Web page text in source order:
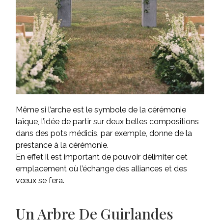
Même si l’arche est le symbole de la cérémonie
laïque, l’idée de partir sur deux belles compositions
dans despots médicis , par exemple, donne de la
prestance à la cérémonie.
En effet il est important de pouvoir délimiter cet
emplacement où l’échange des alliances et des
vœux se fera.
Un Arbre De Guirlandes